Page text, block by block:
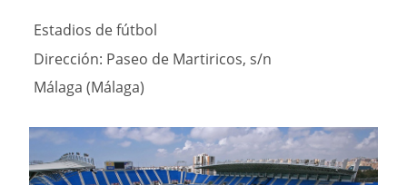
Estadios de fútbol
Dirección: Paseo de Martiricos, s/n
Málaga (Málaga)